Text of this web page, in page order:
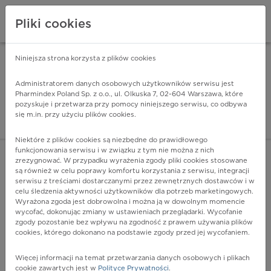
Pharmindex - lider
ZALOGUJ SIĘ
O61.0 - Nieskuteczne indukowanie farmakologiczne
czynności porodowej
Więcej na lekiicd10.pl
Pliki cookies
Niniejsza strona korzysta z plików cookies
Administratorem danych osobowych użytkowników serwisu jest
Pharmindex Poland Sp. z o.o., ul. Olkuska 7, 02-604 Warszawa, które
pozyskuje i przetwarza przy pomocy niniejszego serwisu, co odbywa
się m.in. przy użyciu plików cookies.
Niektóre z plików cookies są niezbędne do prawidłowego
funkcjonowania serwisu i w związku z tym nie można z nich
zrezygnować. W przypadku wyrażenia zgody pliki cookies stosowane
są również w celu poprawy komfortu korzystania z serwisu, integracji
serwisu z treściami dostarczanymi przez zewnętrznych dostawców i w
celu śledzenia aktywności użytkowników dla potrzeb marketingowych.
Wyrażona zgoda jest dobrowolna i można ją w dowolnym momencie
wycofać, dokonując zmiany w ustawieniach przeglądarki. Wycofanie
zgody pozostanie bez wpływu na zgodność z prawem używania plików
cookies, którego dokonano na podstawie zgody przed jej wycofaniem.
Więcej informacji na temat przetwarzania danych osobowych i plikach
cookie zawartych jest w Polityce Prywatności.
ZA DARMO - w Google Play INSTALUJ